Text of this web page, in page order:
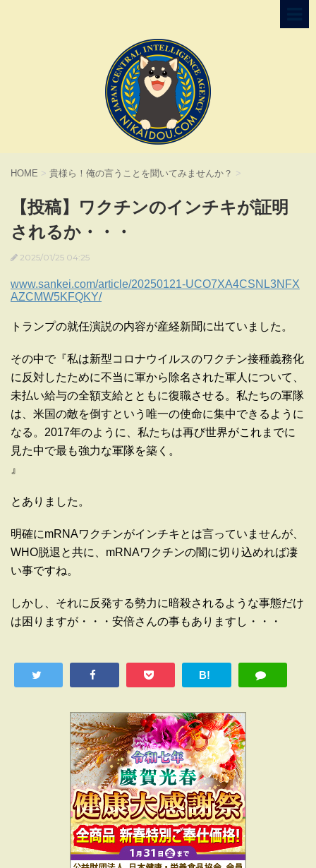
HOME > 貴様ら！俺の言うことを聞いてみませんか？ >
【投稿】ワクチンのインチキが証明
されるか・・・
2025/01/25 04:25
www.sankei.com/article/20250121-UCO7XA4CSNL3NFX
AZCMW5KFQKY/
トランプの就任演説の内容が産経新聞に出ていました。
その中で『私は新型コロナウイルスのワクチン接種義務化
に反対したために不当に軍から除名された軍人について、
未払い給与の全額支給とともに復職させる。私たちの軍隊
は、米国の敵を倒すという唯一の使命に集中できるように
なる。2017年のように、私たちは再び世界がこれまでに
見た中で最も強力な軍隊を築く。
』
とありました。
明確にmRNAワクチンがインチキとは言っていませんが、
WHO脱退と共に、mRNAワクチンの闇に切り込めれば凄
い事ですね。
しかし、それに反発する勢力に暗殺されるような事態だけ
は困りますが・・・安倍さんの事もありますし・・・
B!